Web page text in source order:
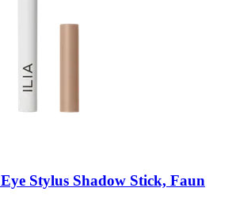
Eye Stylus Shadow Stick, Faun